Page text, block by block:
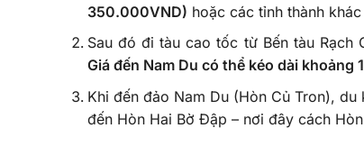
350.000VND) hoặc các tỉnh thành
Sau đó đi tàu cao tốc từ Bến tàu
Giá đến Nam Du có thể kéo dài
Khi đến đảo Nam Du (Hòn Củ Tron),
đến Hòn Hai Bờ Đập – nơi đây cách